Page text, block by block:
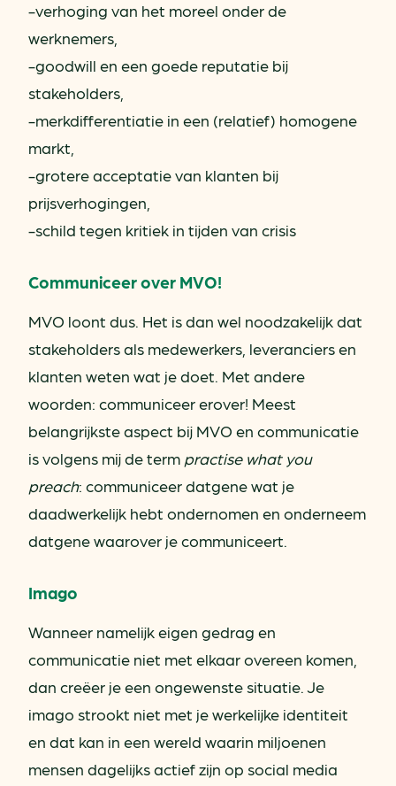
-verhoging van het moreel onder de
werknemers,
-goodwill en een goede reputatie bij
stakeholders,
-merkdifferentiatie in een (relatief) homogene
markt,
-grotere acceptatie van klanten bij
prijsverhogingen,
-schild tegen kritiek in tijden van crisis
Communiceer over MVO!
MVO loont dus. Het is dan wel noodzakelijk dat
stakeholders als medewerkers, leveranciers en
klanten weten wat je doet. Met andere
woorden: communiceer erover! Meest
belangrijkste aspect bij MVO en communicatie
is volgens mij de term practise what you
preach: communiceer datgene wat je
daadwerkelijk hebt ondernomen en onderneem
datgene waarover je communiceert.
Imago
Wanneer namelijk eigen gedrag en
communicatie niet met elkaar overeen komen,
dan creëer je een ongewenste situatie. Je
imago strookt niet met je werkelijke identiteit
en dat kan in een wereld waarin miljoenen
mensen dagelijks actief zijn op social media